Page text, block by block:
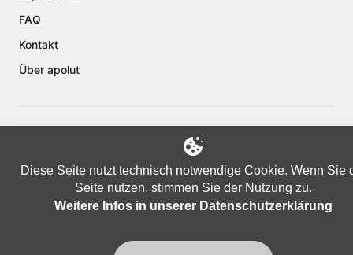
FAQ
Kontakt
Über apolut
Copyright © 2024 apolut | Jetzt erst recht!. Published apolut Creatives
Diese Seite nutzt technisch notwendige Cookie. Wenn Sie
Seite nutzen, stimmen Sie der Nutzung zu.
Weitere Infos in unserer Datenschutzerklärung